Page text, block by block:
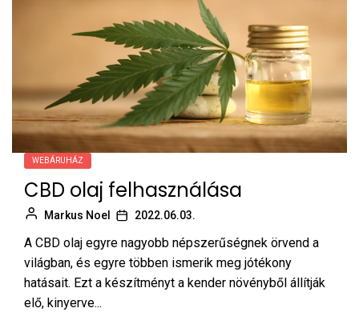
WEBÁRUHÁZ
CBD olaj felhasználása
Markus Noel 2022.06.03.
A CBD olaj egyre nagyobb népszerűségnek örvend a
világban, és egyre többen ismerik meg jótékony
hatásait. Ezt a készítményt a kender növényből állítják
elő, kinyerve...